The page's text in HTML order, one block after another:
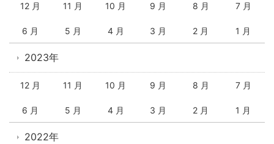
12 月 11 月 10 月 9 月 8 月 7 月
6 月 5 月 4 月 3 月 2 月 1 月
2023年
12 月 11 月 10 月 9 月 8 月 7 月
6 月 5 月 4 月 3 月 2 月 1 月
2022年